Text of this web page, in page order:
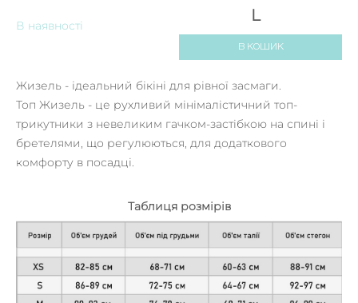
В наявності
L
В КОШИК
Жизель - ідеальний бікіні для рівної засмаги.
Топ Жизель - це рухливий мінімалістичний топ-
трикутники з невеликим гачком-застібкою на спині і
бретелями, що регулюються, для додаткового
комфорту в посадці.
Таблиця розмірів